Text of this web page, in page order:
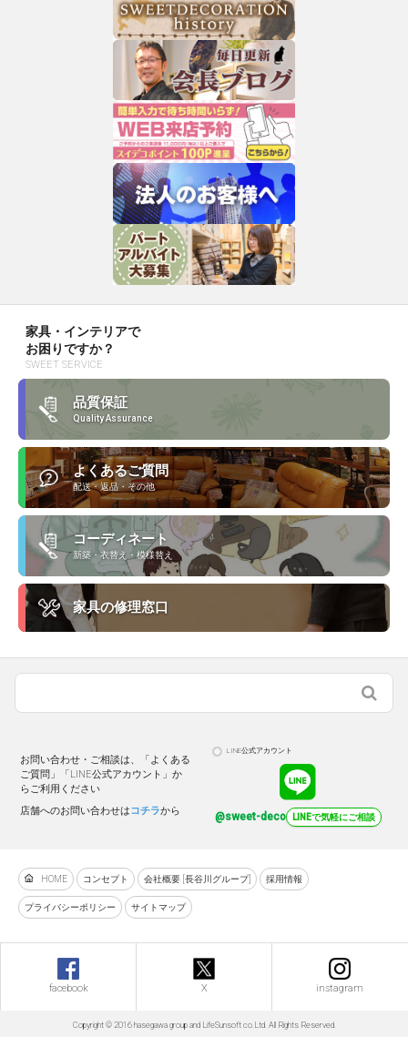
家具・インテリアで
お困りですか？
SWEET SERVICE
品質保証
Quality Assurance
よくあるご質問
配送・返品・その他
コーディネート
新築・衣替え・模様替え
家具の修理窓口
お問い合わせ・ご相談は、「よくある
ご質問」「LINE公式アカウント」か
らご利用ください
店舗へのお問い合わせはコチラから
LINE公式アカウント
@sweet-deco LINEで気軽にご相談
HOME コンセプト 会社概要 [長谷川グループ] 採用情報
プライバシーポリシー サイトマップ
facebook X instagram
Copyright © 2016 hasegawa group and LifeSunsoft co.Ltd. All Rights Reserved.